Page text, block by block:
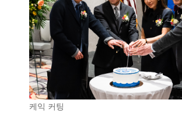
케익 커팅